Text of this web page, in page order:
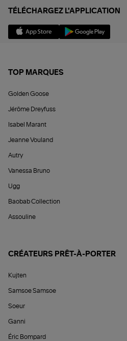
TÉLÉCHARGEZ L'APPLICATION
TOP MARQUES
Golden Goose
Jérôme Dreyfuss
Isabel Marant
Jeanne Vouland
Autry
Vanessa Bruno
Ugg
Baobab Collection
Assouline
CRÉATEURS PRÊT-À-PORTER
Kujten
Samsoe Samsoe
Soeur
Ganni
Éric Bompard